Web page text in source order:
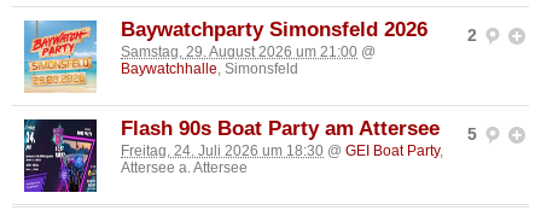
2
Baywatchparty Simonsfeld 2026
Samstag, 29. August 2026 um 21:00 @
Baywatchhalle, Simonsfeld
5
Flash 90s Boat Party am Attersee
Freitag, 24. Juli 2026 um 18:30 @ GEI Boat Party,
Attersee a. Attersee